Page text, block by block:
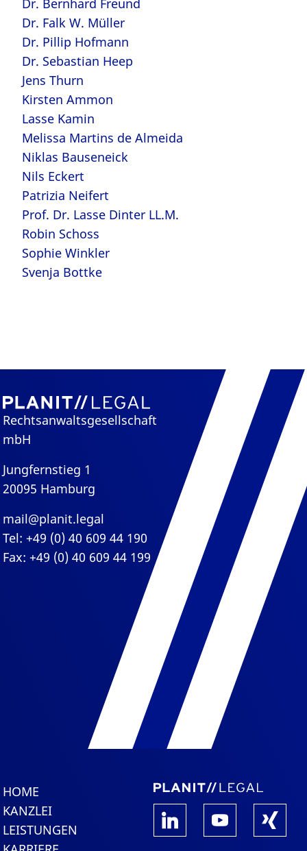
Dr. Falk W. Müller
Dr. Pillip Hofmann
Dr. Sebastian Heep
Jens Thurn
Kirsten Ammon
Lasse Kamin
Melissa Martins de Almeida
Niklas Bauseneick
Nils Eckert
Patrizia Neifert
Prof. Dr. Lasse Dinter LL.M.
Robin Schoss
Sophie Winkler
Svenja Bottke
Rechtsanwaltsgesellschaft
mbH
Jungfernstieg 1
20095 Hamburg
mail@planit.legal
Tel: +49 (0) 40 609 44 190
Fax: +49 (0) 40 609 44 199
HOME
KANZLEI
LEISTUNGEN